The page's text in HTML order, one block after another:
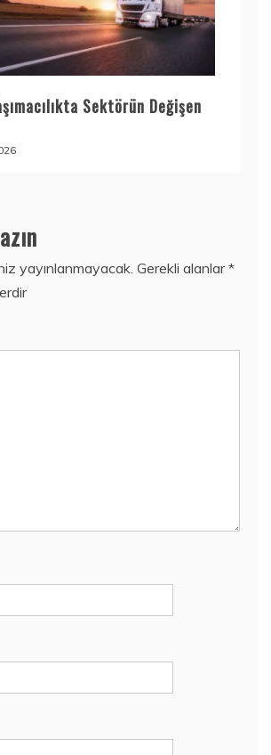
Sektörün Değişen
yayınlanmayacak. Gerekli alanlar*